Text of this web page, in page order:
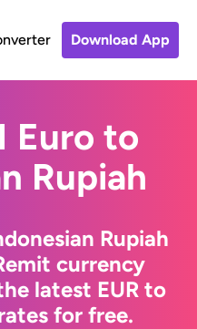
Download App
Euro to
Rupiah
Rupiah
currency
latest EUR to
for free.